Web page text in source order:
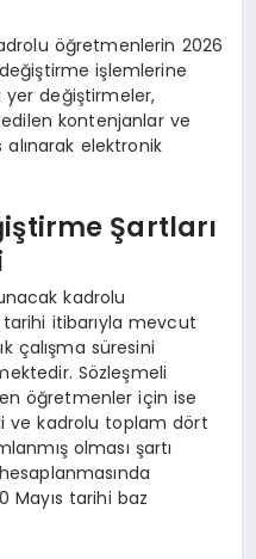
öğretmenlerin 2026
değiştirme işlemlerine
yer değiştirmeler,
kontenjanlar ve
elektronik
Şartları
kadrolu
tarihi itibarıyla mevcut
çalışma süresini
Sözleşmeli
öğretmenler için ise
ve kadrolu toplam dört
olması şartı
Mayıs tarihi baz